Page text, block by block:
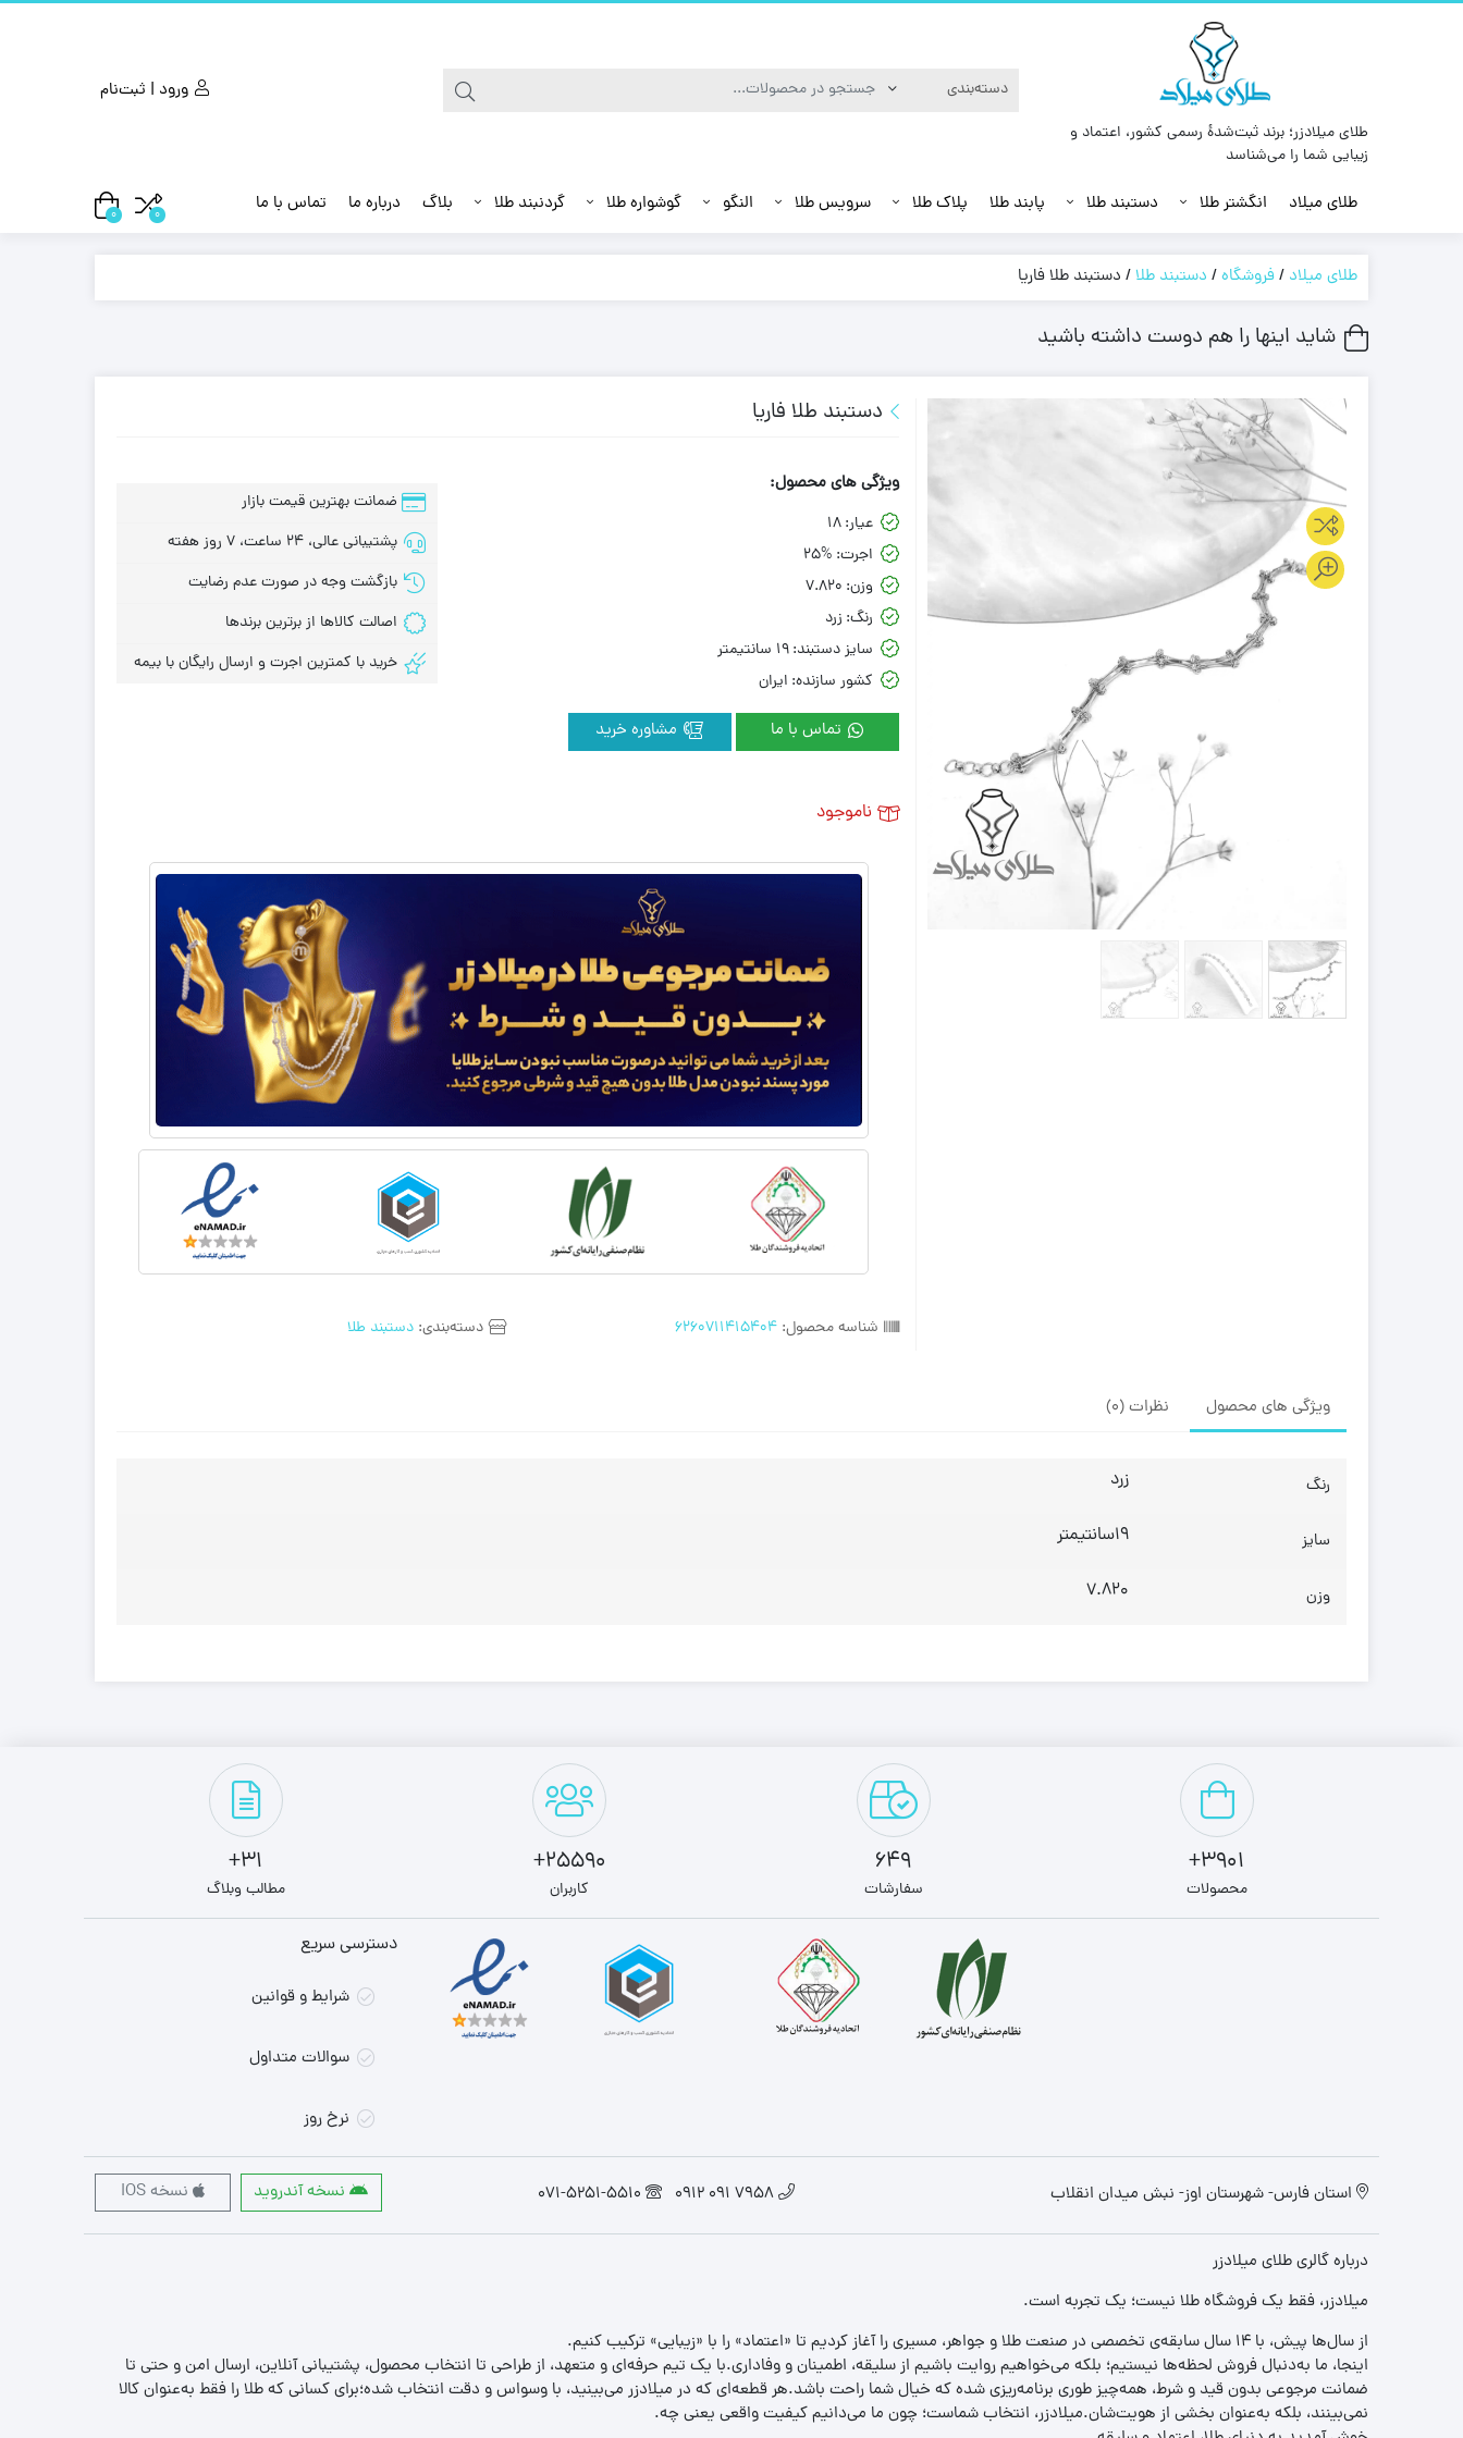
طلای میلادزر؛ برند ثبت‌شدهٔ رسمی کشور، اعتماد و
زیبایی شما را می‌شناسد
ورود | ثبت‌نام
طلای میلاد انگشتر طلا دستبند طلا پابند طلا پلاک طلا سرویس طلا النگو گوشواره طلا گردنبند طلا بلاگ درباره ما تماس با ما 0
0
طلای میلاد /فروشگاه/ دستبند طلا/ دستبند طلا فاریا
شاید اینها را هم دوست داشته باشید
دستبند طلا فاریا
شناسه محصول:6260711415404 دسته‌بندی: دستبند طلا
ویژگی های محصول:
عیار: 18
اجرت: 25%
وزن: 7.820
رنگ: زرد
سایز دستبند: 19 سانتیمتر
کشور سازنده: ایران
تماس با ما
ضمانت بهترین قیمت بازار
پشتیبانی عالی، 24 ساعت، 7 روز هفته
بازگشت وجه در صورت عدم رضایت
اصالت کالاها از برترین برندها
خرید با کمترین اجرت و ارسال رایگان با بیمه
ناموجود
ویژگی های محصول نظرات (0)
رنگ زرد
سایز 19سانتیمتر
وزن 7.820
3901+
محصولات
649
سفارشات
25590+
کاربران
31+
مطالب وبلاگ
دسترسی سریع
شرایط و قوانین
سوالات متداول
نرخ روز
استان فارس- شهرستان اوز- نبش میدان انقلاب 7958 091 0912
071-5251-5510 نسخه آندروید نسخه IOS
درباره گالری طلای میلادزر
میلادزر، فقط یک فروشگاه طلا نیست؛ یک تجربه‌ است.
از سال‌ها پیش، با ۱۴ سال سابقه‌ی تخصصی در صنعت طلا و جواهر، مسیری را آغاز کردیم تا «اعتماد» را با «زیبایی» ترکیب کنیم.
اینجا، ما به‌دنبال فروش لحظه‌ها نیستیم؛ بلکه می‌خواهیم روایت باشیم از سلیقه، اطمینان و وفاداری.با یک تیم حرفه‌ای و متعهد، از طراحی تا انتخاب محصول، پشتیبانی آنلاین، ارسال امن و حتی تا
ضمانت مرجوعی بدون قید و شرط، همه‌چیز طوری برنامه‌ریزی شده که خیال شما راحت باشد.هر قطعه‌ای که در میلادزر می‌بینید، با وسواس و دقت انتخاب شده؛برای کسانی که طلا را فقط به‌عنوان کالا
نمی‌بینند، بلکه به‌عنوان بخشی از هویت‌شان.میلادزر، انتخاب شماست؛ چون ما می‌دانیم کیفیت واقعی یعنی چه.